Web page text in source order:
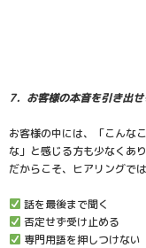
7．お客様の本音を引き出
お客様の中には、「こんな
な」と感じる方も少なくあり
だからこそ、ヒアリングで
話を最後まで聞く
否定せず受け止める
専門用語を押しつけない